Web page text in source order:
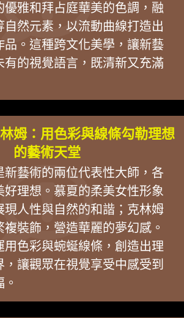
優雅和拜占庭華美的色調，融
自然元素，以流動曲線打造出
品。這種跨文化美學，讓新藝
有的視覺語言，既清新又充滿
姆：用色彩與線條勾勒理想
的藝術天堂
新藝術的兩位代表性大師，各
好理想。慕夏的柔美女性形象
現人性與自然的和諧；克林姆
複裝飾，營造華麗的夢幻感。
用色彩與蜿蜒線條，創造出理
讓觀眾在視覺享受中感受到